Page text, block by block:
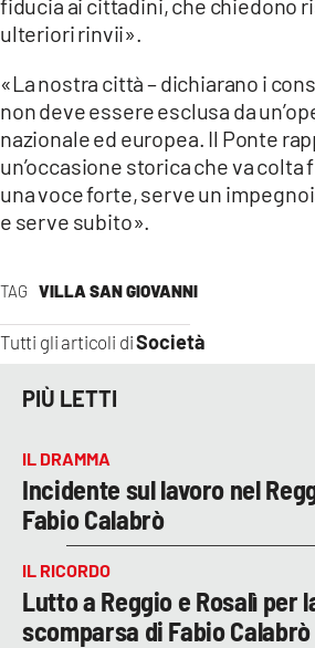
TAG VILLA SAN GIOVANNI
Tutti gli articoli diSocietà
ulteriori rinvii».
«La nostra città – dichiarano i
non deve essere esclusa da
nazionale ed europea. Il Ponte
un’occasione storica che va
una voce forte, serve un
e serve subito».
PIÙ LETTI
IL DRAMMA
Incidente sul lavoro nel
Fabio Calabrò
IL RICORDO
Lutto a Reggio e Rosalì per
scomparsa di Fabio Calabrò